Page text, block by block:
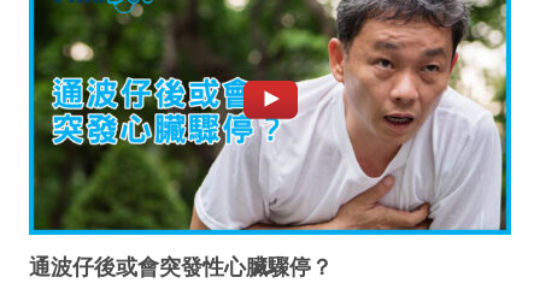
通波仔後或會突發性心臟驟停？